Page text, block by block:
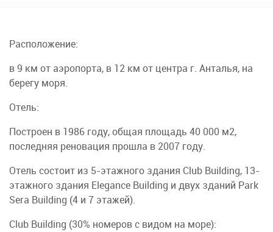
Расположение:
в 9 км от аэропорта, в 12 км от центра г. Анталья, на
берегу моря.
Отель:
Построен в 1986 году, общая площадь 40 000 м2,
последняя реновация прошла в 2007 году.
Отель состоит из 5-этажного здания Club Building, 13-
этажного здания Elegance Building и двух зданий Park
Sera Building (4 и 7 этажей).
Club Building (30% номеров с видом на море):